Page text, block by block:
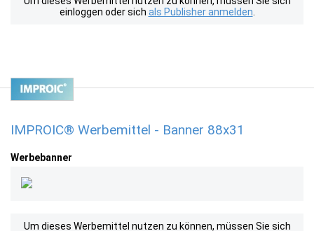
einloggen oder sich als Publisher anmelden
IMPROIC® Werbemittel - Banner 88x31
Werbebanner
Um dieses Werbemittel nutzen zu können, müssen Sie sich